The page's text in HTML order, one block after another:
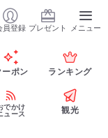
員登録 プレゼント メニュー
ーポン ランキング
でかけ
ュース
観光